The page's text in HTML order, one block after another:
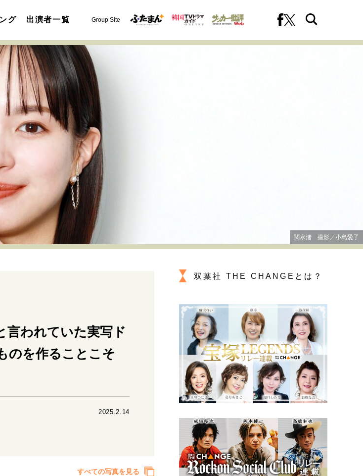
グ 出演者一覧 Group Site
決断の裏側 挫折からの再起
10代の挫折と原点
独立という決断 大人の学び直し
原動力 次世代へのバトン
一生モノの愛用品
方
関水渚 撮影／小島愛子
言われていた実写ド
のを作ることこそ
2025.2.14
すべての写真を見る
双葉社 THE CHANGEとは？